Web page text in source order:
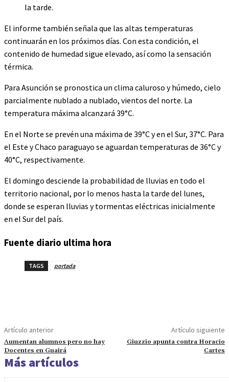
la tarde.
El informe también señala que las altas temperaturas
continuarán en los próximos días. Con esta condición, el
contenido de humedad sigue elevado, así como la sensación
térmica.
Para Asunción se pronostica un clima caluroso y húmedo, cielo
parcialmente nublado a nublado, vientos del norte. La
temperatura máxima alcanzará 39°C.
En el Norte se prevén una máxima de 39°C y en el Sur, 37°C. Para
el Este y Chaco paraguayo se aguardan temperaturas de 36°C y
40°C, respectivamente.
El domingo desciende la probabilidad de lluvias en todo el
territorio nacional, por lo menos hasta la tarde del lunes,
donde se esperan lluvias y tormentas eléctricas inicialmente
en el Sur del país.
Fuente diario ultima hora
TAGS portada
Artículo anterior
Aumentan alumnos pero no hay
Docentes en Guairá
Artículo siguiente
Giuzzio apunta contra Horacio
Cartes
Más artículos